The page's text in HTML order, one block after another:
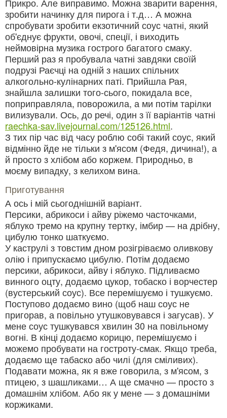
Прикро. Але виправимо. Можна зварити варення,
зробити начинку для пирога і т.д… А можна
спробувати зробити екзотичний соус чатні, який
об'єднує фрукти, овочі, спеції, і виходить
неймовірна музика гострого багатого смаку.
Перший раз я пробувала чатні завдяки своїй
подрузі Раєчці на одній з наших спільних
алкогольно-кулінарних паті. Прийшла Рая,
знайшла залишки того-сього, покидала все,
поприправляла, поворожила, а ми потім тарілки
вилизували. Ось, до речі, один з її варіантів чатні
raechka-sav.livejournal.com/125126.html.
З тих пір час від часу роблю собі такий соус, який
відмінно йде не тільки з м'ясом (Федя, дичина!), а
й просто з хлібом або коржем. Природньо, в
моєму випадку, з келихом вина.
Приготування
А ось і мій сьогоднішній варіант.
Персики, абрикоси і айву ріжемо часточками,
яблуко тремо на крупну тертку, імбир — на дрібну,
цибулю тонко шаткуємо.
У каструлі з товстим дном розігріваємо оливкову
олію і припускаємо цибулю. Потім додаємо
персики, абрикоси, айву і яблуко. Підливаємо
винного оцту, додаємо цукор, тобаско і ворчестер
(вустерський соус). Все перемішуємо і тушкуємо.
Поступово додаємо вино (щоб наш соус не
пригорав, а повільно утушковувався і загусав). У
мене соус тушкувався хвилин 30 на повільному
вогні. В кінці додаємо корицю, перемішуємо і
можемо пробувати на гостроту-смак. Якщо треба,
додаємо ще табаско або чилі (для сміливих).
Подавати можна, як я вже говорила, з м'ясом, з
птицею, з шашликами… А ще смачно — просто з
домашнім хлібом. Або як у мене — з домашніми
коржиками.